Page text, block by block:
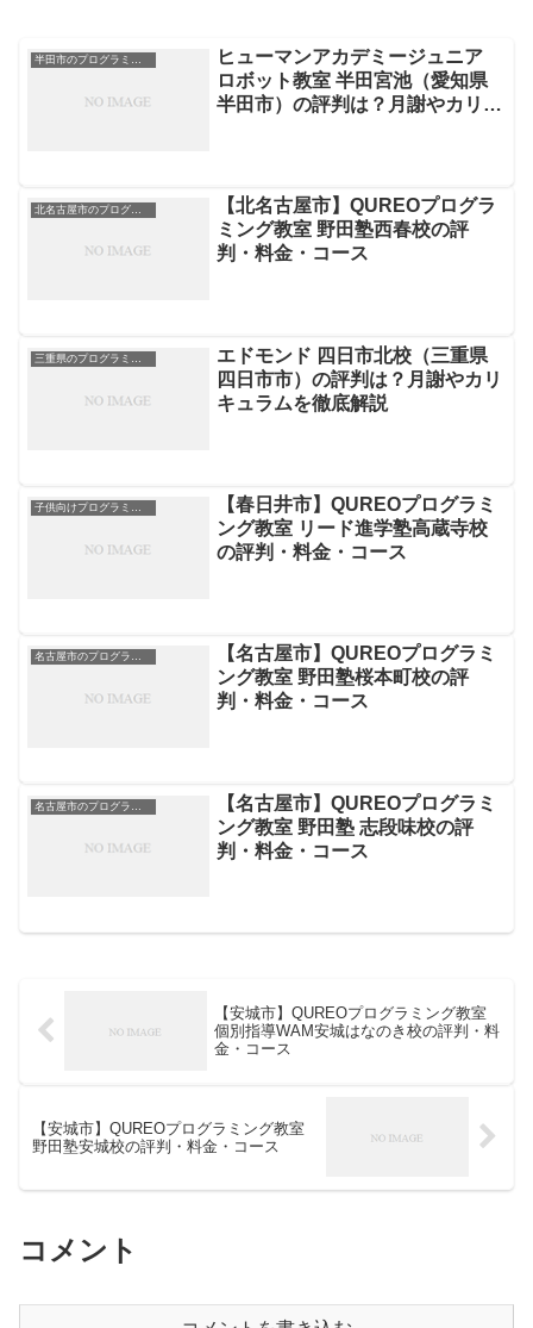
半田市のプログラミングスクール
ヒューマンアカデミージュニア
ロボット教室 半田宮池（愛知県
半田市）の評判は？月謝やカリキ
【北名古屋市】QUREOプログラ
ミング教室 野田塾西春校の評
判・料金・コース
エドモンド 四日市北校（三重県
四日市市）の評判は？月謝やカリ
キュラムを徹底解説
子供向けプログラミングスクール
【春日井市】QUREOプログラミ
ング教室 リード進学塾高蔵寺校
の評判・料金・コース
名古屋市のプログラミングスクール
【名古屋市】QUREOプログラミ
ング教室 野田塾桜本町校の評
判・料金・コース
【名古屋市】QUREOプログラミ
ング教室 野田塾 志段味校の評
判・料金・コース
【安城市】QUREOプログラミング教室
個別指導WAM安城はなのき校の評判・料
金・コース
【安城市】QUREOプログラミング教室
野田塾安城校の評判・料金・コース
コメント